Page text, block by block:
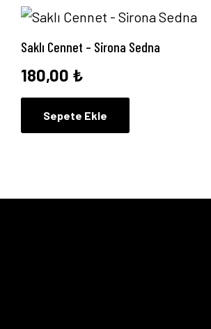
Saklı Cennet – Sirona Sedna
180,00 ₺
Sepete Ekle